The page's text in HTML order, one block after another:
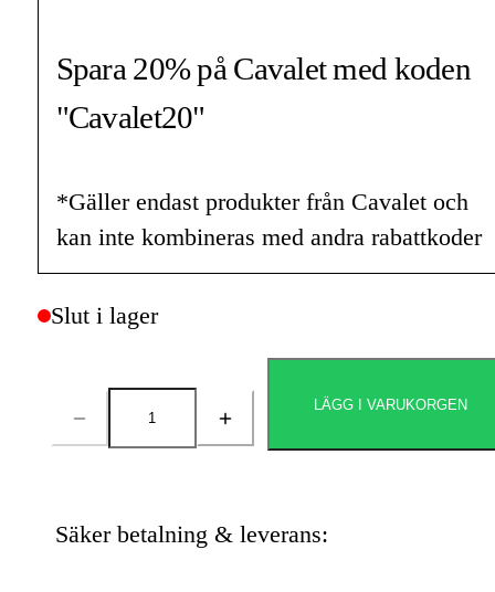
Spara 20% på Cavalet med koden
"Cavalet20"
*Gäller endast produkter från Cavalet och
kan inte kombineras med andra rabattkoder
Slut i lager
Antal
LÄGG I VARUKORGEN
Säker betalning & leverans: